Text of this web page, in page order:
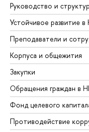
Руководство и
Устойчивое развитие
Преподаватели и
Корпуса и общежития
Закупки
Обращения граждан в
Фонд целевого
Противодействие